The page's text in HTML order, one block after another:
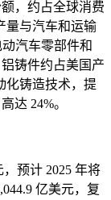
，约占全球消费
量与汽车和运输
汽车零部件和
铸件约占美国产
化铸造技术，提
达 24%。
，预计 2025 年将
亿美元，复